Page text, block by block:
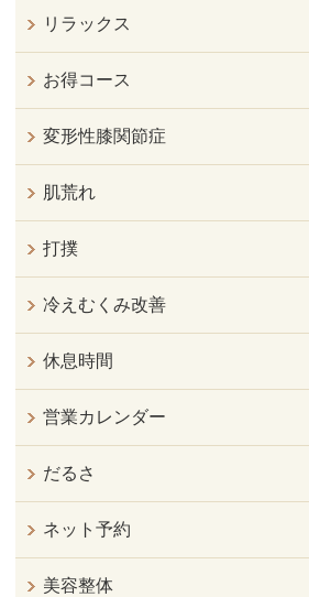
リラックス
お得コース
変形性膝関節症
肌荒れ
打撲
冷えむくみ改善
休息時間
営業カレンダー
だるさ
ネット予約
美容整体